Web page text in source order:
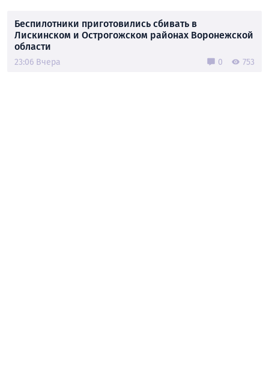
Беспилотники приготовились сбивать в
Лискинском и Острогожском районах Воронежской
области
23:06 Вчера 0 753